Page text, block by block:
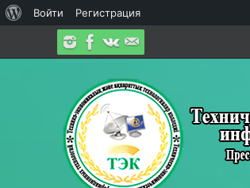
к
WordPress
Войти Регистрация